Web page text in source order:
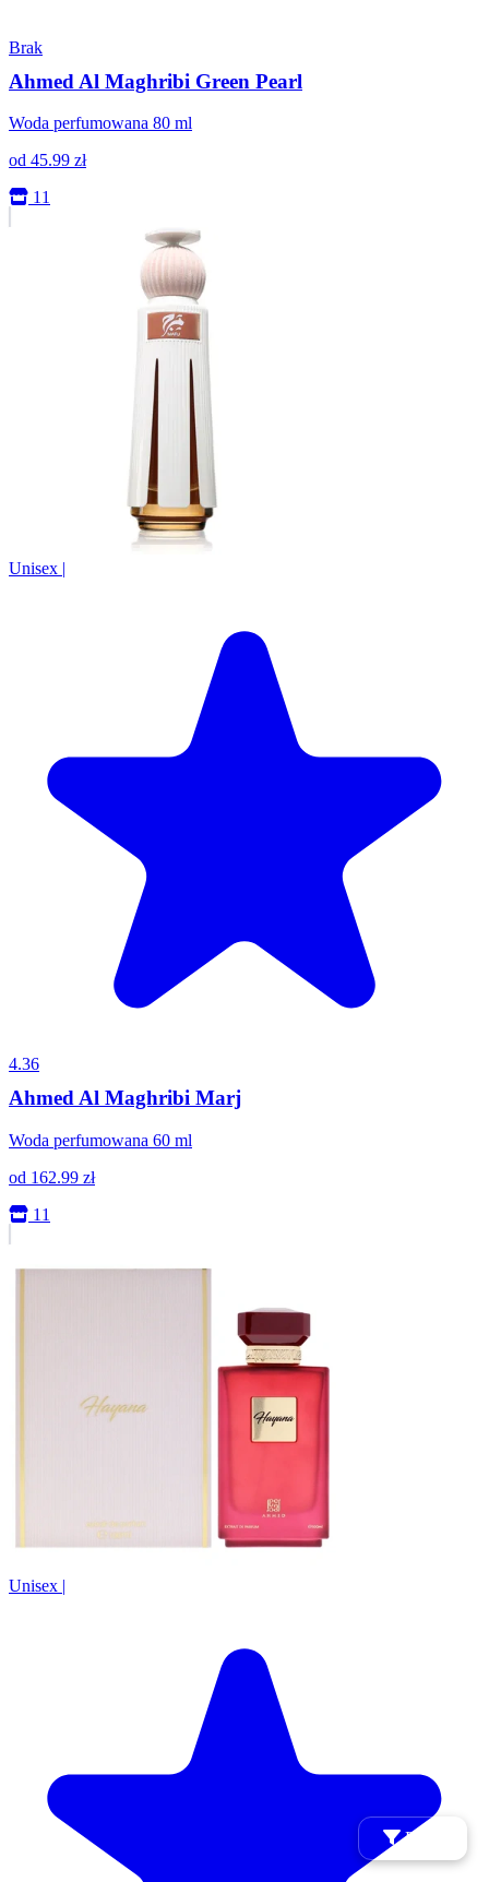
Brak
Ahmed Al Maghribi Green Pearl
Woda perfumowana 80 ml
od 45.99 zł
11
Unisex |
4.36
Ahmed Al Maghribi Marj
Woda perfumowana 60 ml
od 162.99 zł
11
Unisex |
Filtry